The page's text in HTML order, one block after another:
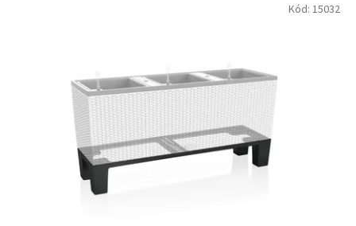
Kód: 15032